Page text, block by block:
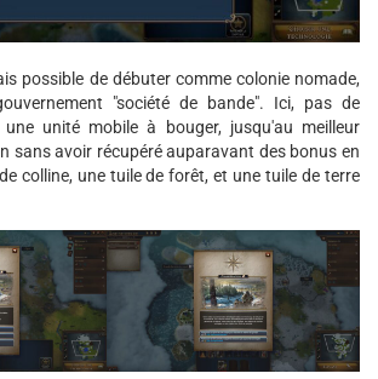
possible de débuter comme colonie nomade,
"société de bande". Ici, pas de
unité mobile à bouger, jusqu'au meilleur
sans avoir récupéré auparavant des bonus en
colline, une tuile de forêt, et une tuile de terre